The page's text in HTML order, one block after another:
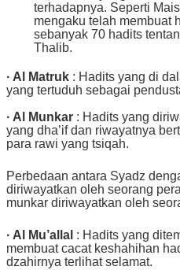
terhadapnya. Seperti
mengaku telah membuat
sebanyak 70 hadits
Thalib.
· Al Matruk : Hadits yang di
yang tertuduh sebagai
· Al Munkar : Hadits yang
yang dha’if dan riwayatnya
para rawi yang tsiqah.
Perbedaan antara Syadz
diriwayatkan oleh seorang
munkar diriwayatkan oleh
· Al Mu’allal : Hadits yang
membuat cacat keshahihan
dzahirnya terlihat selamat.